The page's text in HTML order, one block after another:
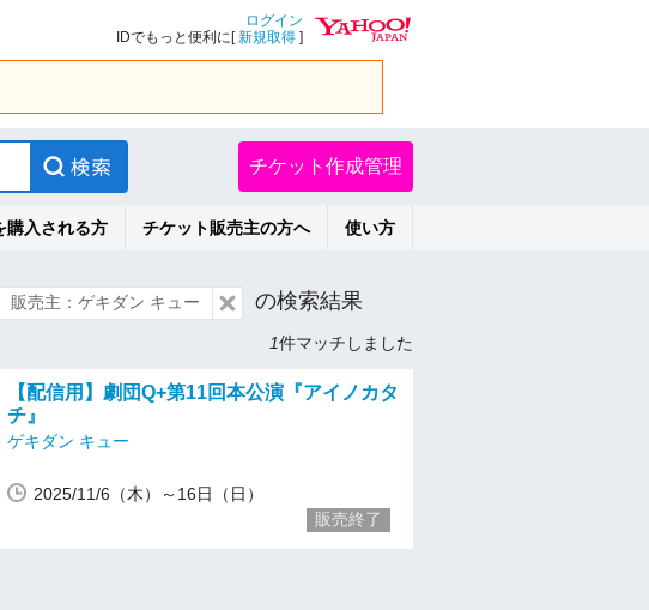
ログイン
IDでもっと便利に[新規取得 ]
チケット作成管理
購入される方 チケット販売主の方へ 使い方
販売主：ゲキダン キュー の検索結果
1件マッチしました
【配信用】劇団Q+第11回本公演『アイノカタ
チ』
ゲキダン キュー
2025/11/6（木）～16日（日）
販売終了